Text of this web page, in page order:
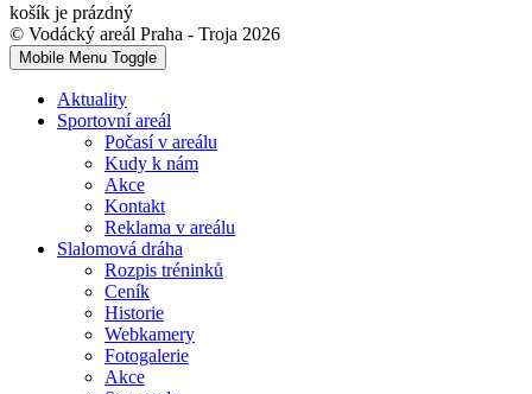
košík je prázdný
© Vodácký areál Praha - Troja 2026
Mobile Menu Toggle
Aktuality
Sportovní areál
Počasí v areálu
Kudy k nám
Akce
Kontakt
Reklama v areálu
Slalomová dráha
Rozpis tréninků
Ceník
Historie
Webkamery
Fotogalerie
Akce